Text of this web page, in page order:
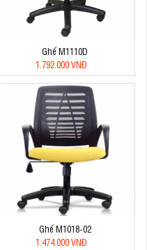
Ghế M1110D
1.792.000 VNĐ
Ghế M1018-02
1.474.000 VNĐ